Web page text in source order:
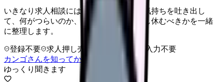
いきなり求人相談には進みません。今の気持ちを吐き出し
て、何がつらいのか、辞めるべきか、少し休むべきかを一緒
に整理します。
登録不要 求人押し売りなし
病院名は入力不要
カンゴさんを知ってから相談する
ゆっくり聞きます